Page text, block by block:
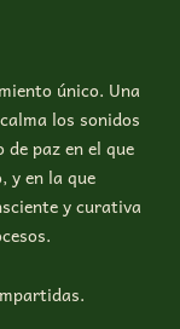
único. Una
los sonidos
paz en el que
y en la que
y curativa